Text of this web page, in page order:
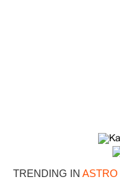
TRENDING IN ASTRO